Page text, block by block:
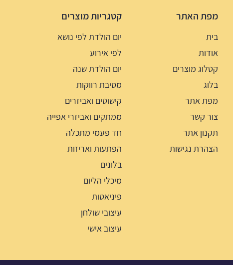
מפת האתר
בית
אודות
קטלוג מוצרים
בלוג
מפת אתר
צור קשר
תקנון אתר
הצהרת נגישות
קטגריות מוצרים
יום הולדת לפי נושא
לפי אירוע
יום הולדת שנה
מסיבת רווקות
קישוטים ואביזרים
ממתקים ואביזרי אפייה
חד פעמי מתכלה
הפתעות ואריזות
בלונים
מיכלי הליום
פיניאטות
עיצובי שולחן
עיצוב אישי